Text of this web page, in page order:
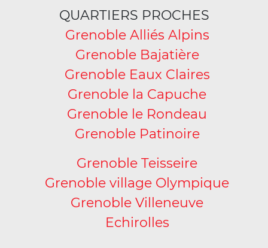
QUARTIERS PROCHES
Grenoble Alliés Alpins
Grenoble Bajatière
Grenoble Eaux Claires
Grenoble la Capuche
Grenoble le Rondeau
Grenoble Patinoire
Grenoble Teisseire
Grenoble village Olympique
Grenoble Villeneuve
Echirolles